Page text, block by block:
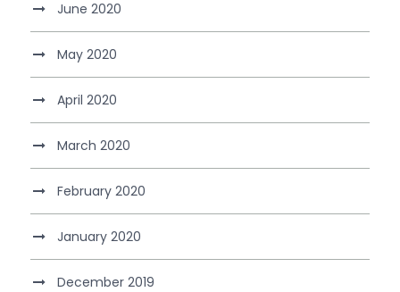
June 2020
May 2020
April 2020
March 2020
February 2020
January 2020
December 2019